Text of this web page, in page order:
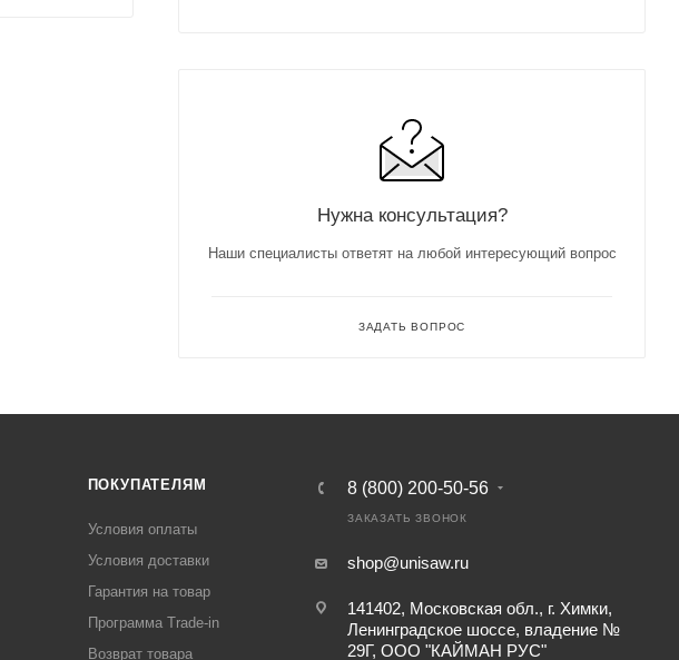
Нужна консультация?
Наши специалисты ответят на любой интересующий вопрос
ЗАДАТЬ ВОПРОС
ПОКУПАТЕЛЯМ
Условия оплаты
Условия доставки
Гарантия на товар
Программа Trade-in
Возврат товара
8 (800) 200-50-56
ЗАКАЗАТЬ ЗВОНОК
shop@unisaw.ru
141402, Московская обл., г. Химки,
Ленинградское шоссе, владение №
29Г, ООО "КАЙМАН РУС"